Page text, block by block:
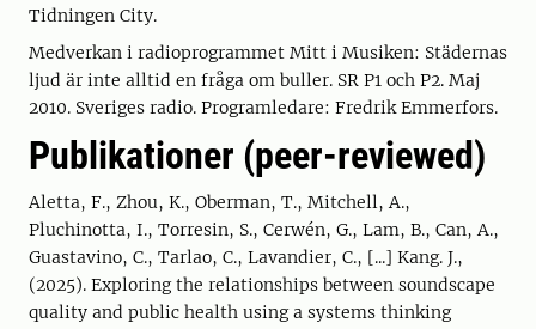
Tidningen City.
Medverkan i radioprogrammet Mitt i Musiken: Städernas
ljud är inte alltid en fråga om buller. SR P1 och P2. Maj
2010. Sveriges radio. Programledare: Fredrik Emmerfors.
Publikationer (peer-reviewed)
Aletta, F., Zhou, K., Oberman, T., Mitchell, A.,
Pluchinotta, I., Torresin, S., Cerwén, G., Lam, B., Can, A.,
Guastavino, C., Tarlao, C., Lavandier, C., [...] Kang. J.,
(2025). Exploring the relationships between soundscape
quality and public health using a systems thinking